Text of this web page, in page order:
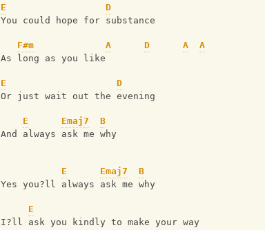
E
D
You could hope for substance
F#m A D A
A
As long as you like
E
D
Or just wait out the evening
E Emaj7
B
And always ask me why
E Emaj7
B
Yes you?ll always ask me why
E
I?ll ask you kindly to make your way